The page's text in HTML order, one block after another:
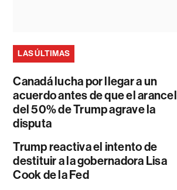
LAS ÚLTIMAS
Canadá lucha por llegar a un
acuerdo antes de que el arancel
del 50% de Trump agrave la
disputa
Trump reactiva el intento de
destituir a la gobernadora Lisa
Cook de la Fed